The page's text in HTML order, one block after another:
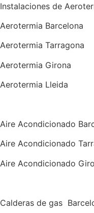
Instalaciones de
Aerotermia Barcelona
Aerotermia Tarragona
Aerotermia Girona
Aerotermia Lleida
Aire Acondicionado
Aire Acondicionado
Aire Acondicionado
Calderas de gas